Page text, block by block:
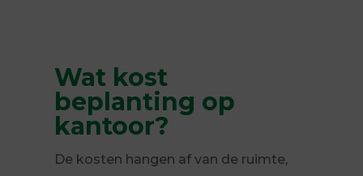
Wat kost
beplanting op
kantoor?
De kosten hangen af van de ruimte,